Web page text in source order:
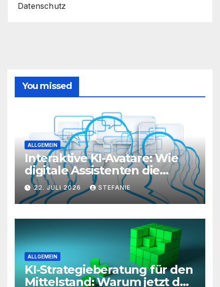
Ihrem
Datenschutz
You missed
ALLGEMEIN
Interaktive KI-Avatare: Wie
digitale Assistenten die
Kundenkommunikation auf
ein neues Level heben
22. JULI 2026 STEFANIE
ALLGEMEIN
KI-Strategieberatung für den
Mittelstand: Warum jetzt der